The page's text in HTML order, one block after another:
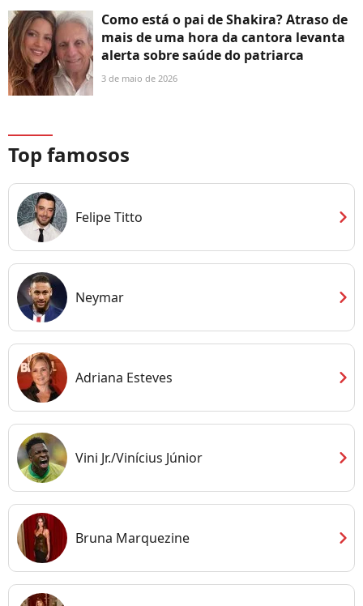
Como está o pai de Shakira? Atraso de
mais de uma hora da cantora levanta
alerta sobre saúde do patriarca
3 de maio de 2026
Top famosos
Felipe Titto chevron_right
Neymar chevron_right
Adriana Esteves chevron_right
Vini Jr./Vinícius Júnior chevron_right
Bruna Marquezine chevron_right